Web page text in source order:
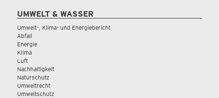
UMWELT & WASSER
Umwelt-, Klima- und Energiebericht
Abfall
Energie
Klima
Luft
Nachhaltigkeit
Naturschutz
Umweltrecht
Umweltschutz